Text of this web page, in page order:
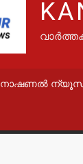
നാഷണൽ